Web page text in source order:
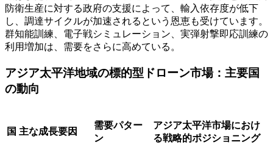
防衛生産に対する政府の支援によって、輸入依存度が低下
し、調達サイクルが加速されるという恩恵も受けています。
群知能訓練、電子戦シミュレーション、実弾射撃即応訓練の
利用増加は、需要をさらに高めている。
アジア太平洋地域の標的型ドローン市場：主要国
の動向
国 主な成長要因
需要パター
ン
アジア太平洋市場におけ
る戦略的ポジショニング